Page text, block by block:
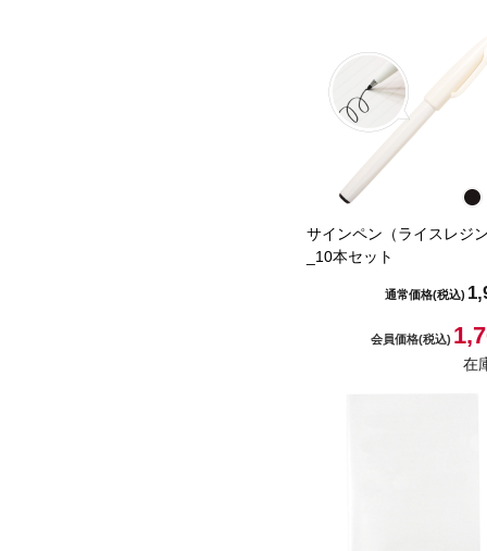
サインペン（ライスレジ
_10本セット
通常価格(税込)
会員価格(税込)
在